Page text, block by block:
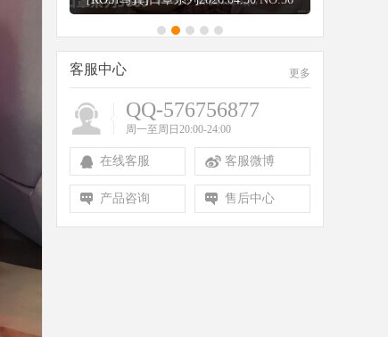
更多
客服中心
QQ-576756877
周一至周日20:00-24:00
在线客服 客服微博
产品咨询 售后中心